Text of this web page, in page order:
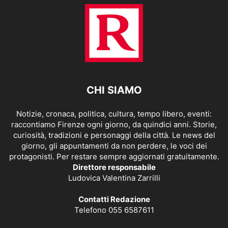
CHI SIAMO
Notizie, cronaca, politica, cultura, tempo libero, eventi:
raccontiamo Firenze ogni giorno, da quindici anni. Storie,
curiosità, tradizioni e personaggi della città. Le news del
giorno, gli appuntamenti da non perdere, le voci dei
protagonisti. Per restare sempre aggiornati gratuitamente.
Direttore responsabile
Ludovica Valentina Zarrilli
Contatti Redazione
Telefono 055 6587611